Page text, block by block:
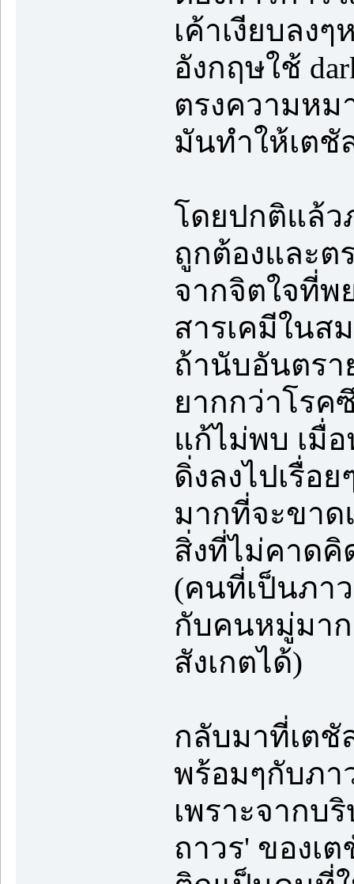
เค้าเงียบลง
อังกฤษใช้
ตรงความหม
มันทำให้เตชั
โดยปกติแล้ว
ถูกต้องและต
จากจิตใจที่พ
สารเคมีในส
ถ้านับอันตรา
ยากกว่าโรค
แก้ไม่พบ เมื่
ดิ่งลงไปเรื่อ
มากที่จะขาด
สิ่งที่ไม่คาด
(คนที่เป็นภา
กับคนหมู่มา
สังเกตได้)
กลับมาที่เตชั
พร้อมๆกับภา
เพราะจากบ
ถาวร' ของเ